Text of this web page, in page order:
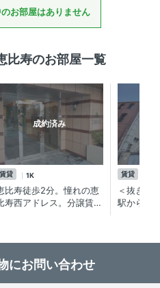
お部屋はありません
比寿のお部屋一覧
成約済み
賃貸 1K
比寿徒歩2分。憧れの恵
寿西アドレス。分譲賃貸
賃貸
＜抜きん
駅から徒
にお問い合わせ